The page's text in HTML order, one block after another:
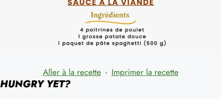
Aller à la recette · Imprimer la recette
HUNGRY YET?